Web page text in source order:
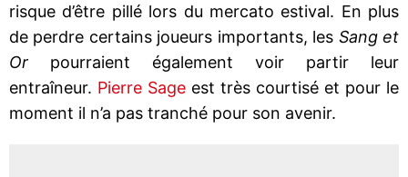
risque d’être pillé lors du mercato estival. En plus
de perdre certains joueurs importants, les Sang et
Or pourraient également voir partir leur
entraîneur. Pierre Sage est très courtisé et pour le
moment il n’a pas tranché pour son avenir.